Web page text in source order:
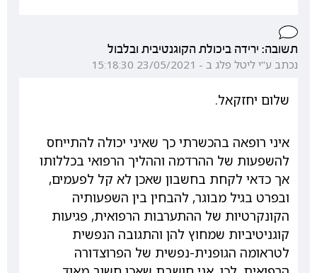
תשובה: ירידה ביכולת הקוגנטיבית ובלבול
נכתב ע"י ליטל פלג ב - 23/05/2021 15:18:30
שלום יחזקאל.
איני רופאה בהכשרתי כך שאיני יכולה להתייחס
להשפעות של ההרדמה וההליך הרפואי בכללותו
אך כדאי לקחת בחשבון שאכן לא קל לפעמים,
ובפרט בגיל מבוגר, להבחין בין השפעותיה
הקונקרטיות של ההתערבות הרפואית, פגיעות
קוגניטיביות שמחוץ להן והתגובה הנפשית
לטראומה הגופנית-נפשית של הפרוצדורה